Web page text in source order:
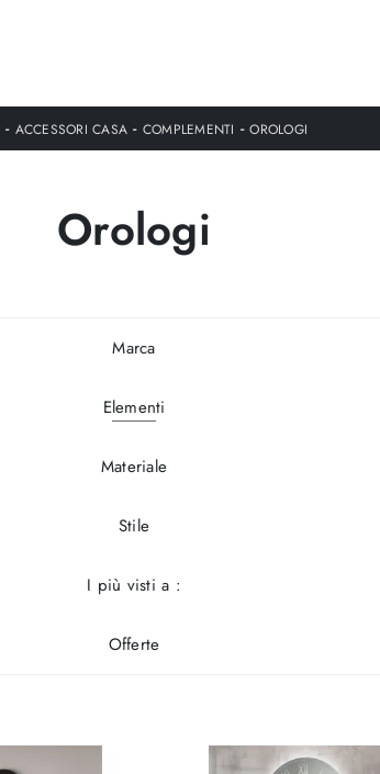
- ACCESSORI CASA - COMPLEMENTI -OROLOGI
Orologi
Marca
Elementi
Materiale
Stile
I più visti a :
Offerte